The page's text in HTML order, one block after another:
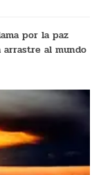
por la paz
al mundo